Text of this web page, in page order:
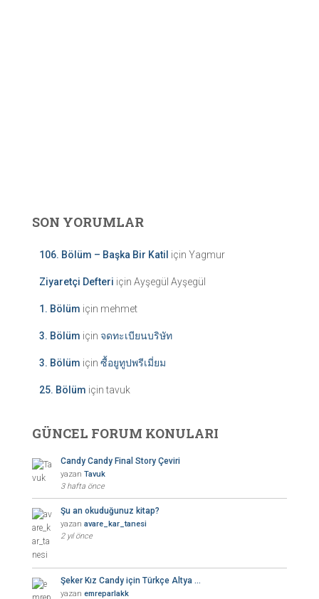
SON YORUMLAR
106. Bölüm – Başka Bir Katil için Yagmur
Ziyaretçi Defteri için Ayşegül Ayşegül
1. Bölüm için mehmet
3. Bölüm için จดทะเบียนบริษัท
3. Bölüm için ซื้อยูทูปพรีเมี่ยม
25. Bölüm içintavuk
GÜNCEL FORUM KONULARI
Candy Candy Final Story Çeviri
yazan Tavuk
3 hafta önce
Şu an okuduğunuz kitap?
yazan avare_kar_tanesi
2 yıl önce
Şeker Kız Candy için Türkçe Altya …
yazan emreparlakk